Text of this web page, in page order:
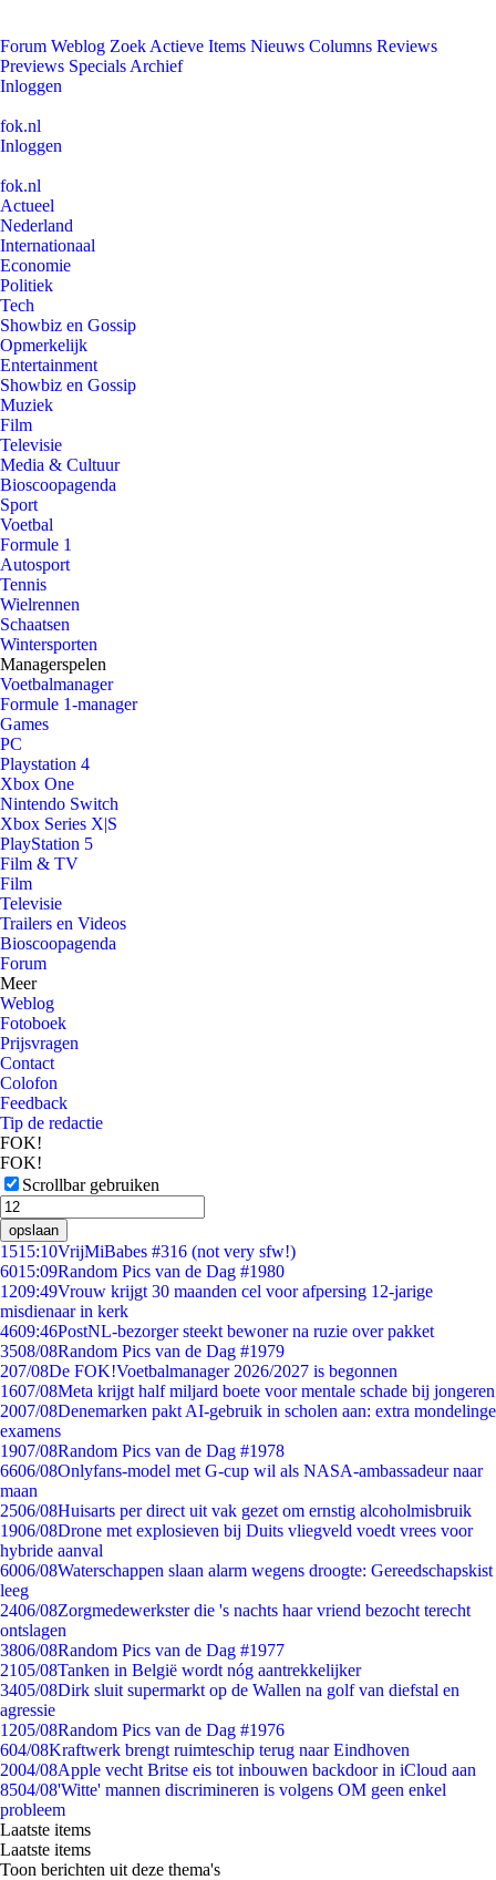
Forum Weblog Zoek Actieve Items Nieuws Columns Reviews
Previews Specials Archief
Inloggen
fok.nl
Inloggen
fok.nl
Actueel
Nederland
Internationaal
Economie
Politiek
Tech
Showbiz en Gossip
Opmerkelijk
Entertainment
Showbiz en Gossip
Muziek
Film
Televisie
Media & Cultuur
Bioscoopagenda
Sport
Voetbal
Formule 1
Autosport
Tennis
Wielrennen
Schaatsen
Wintersporten
Managerspelen
Voetbalmanager
Formule 1-manager
Games
PC
Playstation 4
Xbox One
Nintendo Switch
Xbox Series X|S
PlayStation 5
Film & TV
Film
Televisie
Trailers en Videos
Bioscoopagenda
Forum
Meer
Weblog
Fotoboek
Prijsvragen
Contact
Colofon
Feedback
Tip de redactie
FOK!
FOK!
Scrollbar gebruiken
opslaan
1515:10VrijMiBabes #316 (not very sfw!)
6015:09Random Pics van de Dag #1980
1209:49Vrouw krijgt 30 maanden cel voor afpersing 12-jarige
misdienaar in kerk
4609:46PostNL-bezorger steekt bewoner na ruzie over pakket
3508/08Random Pics van de Dag #1979
207/08De FOK!Voetbalmanager 2026/2027 is begonnen
1607/08Meta krijgt half miljard boete voor mentale schade bij jongeren
2007/08Denemarken pakt AI-gebruik in scholen aan: extra mondelinge
examens
1907/08Random Pics van de Dag #1978
6606/08Onlyfans-model met G-cup wil als NASA-ambassadeur naar
maan
2506/08Huisarts per direct uit vak gezet om ernstig alcoholmisbruik
1906/08Drone met explosieven bij Duits vliegveld voedt vrees voor
hybride aanval
6006/08Waterschappen slaan alarm wegens droogte: Gereedschapskist
leeg
2406/08Zorgmedewerkster die 's nachts haar vriend bezocht terecht
ontslagen
3806/08Random Pics van de Dag #1977
2105/08Tanken in België wordt nóg aantrekkelijker
3405/08Dirk sluit supermarkt op de Wallen na golf van diefstal en
agressie
1205/08Random Pics van de Dag #1976
604/08Kraftwerk brengt ruimteschip terug naar Eindhoven
2004/08Apple vecht Britse eis tot inbouwen backdoor in iCloud aan
8504/08'Witte' mannen discrimineren is volgens OM geen enkel
probleem
Laatste items
Laatste items
Toon berichten uit deze thema's